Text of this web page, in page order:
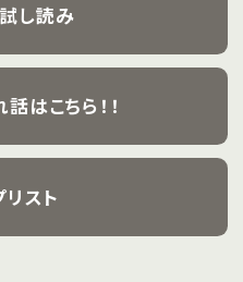
し読み
はこちら！！
リスト